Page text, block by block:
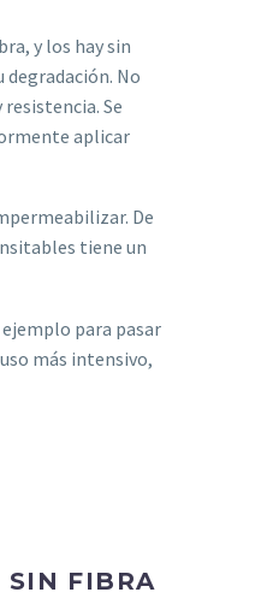
y los hay sin
No
Se
aplicar
De
tiene un
para pasar
más intensivo,
SIN FIBRA